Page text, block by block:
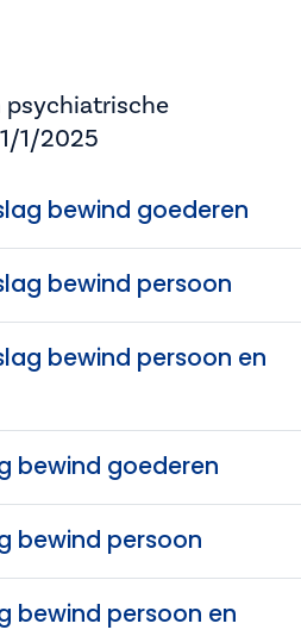
psychiatrische
1/2025
bewind goederen
bewind persoon
bewind persoon en
bewind goederen
bewind persoon
bewind persoon en